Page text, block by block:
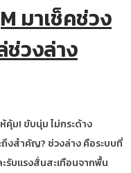
มาเช็คช่วง
ช่วงล่าง
ห้คุ้ม! ขับนุ่ม ไม่กระด้าง
งสำคัญ? ช่วงล่าง คือระบบที่
รับแรงสั่นสะเทือนจากพื้น